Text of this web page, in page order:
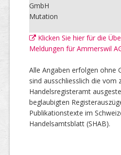
GmbH
Mutation
Klicken Sie hier für die
Meldungen für Ammerswil
Alle Angaben erfolgen ohne
sind ausschliesslich die vom
Handelsregisteramt
beglaubigten
Publikationstexte im
Handelsamtsblatt (SHAB).